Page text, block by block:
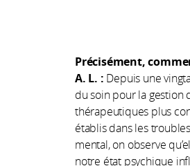
Précisément,
A. L. : Depuis une
du soin pour la gestion
thérapeutiques plus
établis dans les
mental, on observe
notre état psychique